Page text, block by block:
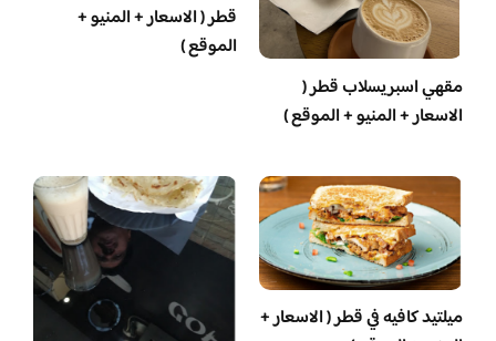
مقهي اسبريسلاب قطر (
الاسعار + المنيو + الموقع )
قطر ( الاسعار + المنيو +
الموقع )
ميلتيد كافيه في قطر ( الاسعار +